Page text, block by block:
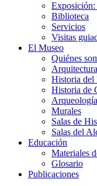
Biblioteca
Servicios
Visitas
El Museo
Quiénes
Arquitectura
Historia del
Historia de
Arqueología
Murales
Salas de
Salas del
Educación
Materiales
Glosario
Publicaciones